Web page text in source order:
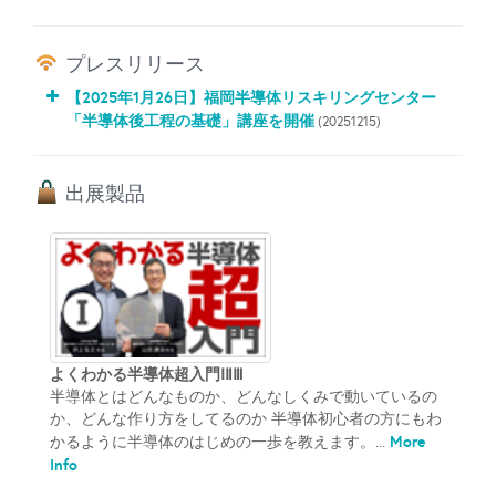
プレスリリース
【2025年1月26日】福岡半導体リスキリングセンター
「半導体後工程の基礎」講座を開催 (20251215)
出展製品
よくわかる半導体超入門ⅠⅡⅢ
半導体とはどんなものか、どんなしくみで動いているの
か、どんな作り方をしてるのか 半導体初心者の方にもわ
かるように半導体のはじめの一歩を教えます。... More
Info